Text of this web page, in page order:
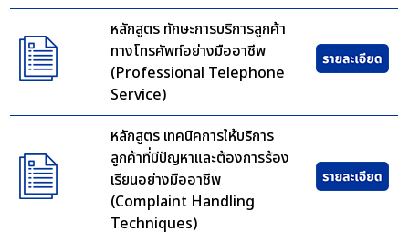
หลักสูตร ทักษะการบริการลูกค้า
ทางโทรศัพท์อย่างมืออาชีพ
(Professional Telephone
Service)
หลักสูตร เทคนิคการให้บริการ
ลูกค้าที่มีปัญหาและต้องการร้อง
เรียนอย่างมืออาชีพ
(Complaint Handling
Techniques)